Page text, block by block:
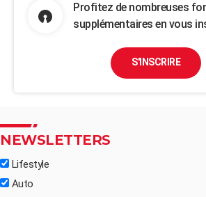
Profitez de nombreuses
supplémentaires en vous
S'INSCRIRE
NEWSLETTERS
Lifestyle
Auto